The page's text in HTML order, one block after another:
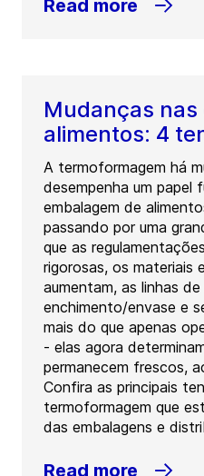
Read more
Mudanças
alimentos: 4
A termoformagem há
desempenha um papel
embalagem de
passando por uma
que as
rigorosas, os materiais
aumentam, as linhas
enchimento/envase e
mais do que apenas
- elas agora
permanecem frescos,
Confira as principais
termoformagem que
das embalagens e
Read more